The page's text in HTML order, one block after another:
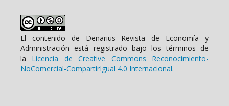
El contenido de Denarius Revista de Economía y
Administración está registrado bajo los términos de
la Licencia de Creative Commons Reconocimiento-
NoComercial-CompartirIgual 4.0 Internacional.